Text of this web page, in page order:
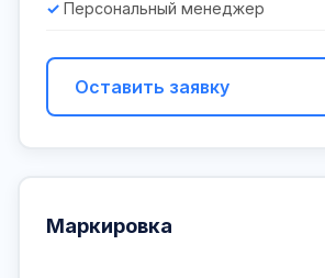
Персональный менеджер
Оставить заявку
Маркировка